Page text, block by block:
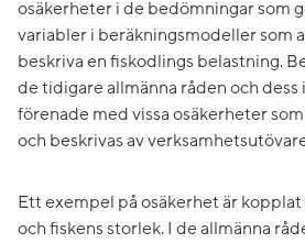
osäkerheter i de bedömningar som
variabler i beräkningsmodeller som
beskriva en fiskodlings belastning.
de tidigare allmänna råden och
förenade med vissa osäkerheter
och beskrivas av
Ett exempel på osäkerhet är
och fiskens storlek. I de allmänna